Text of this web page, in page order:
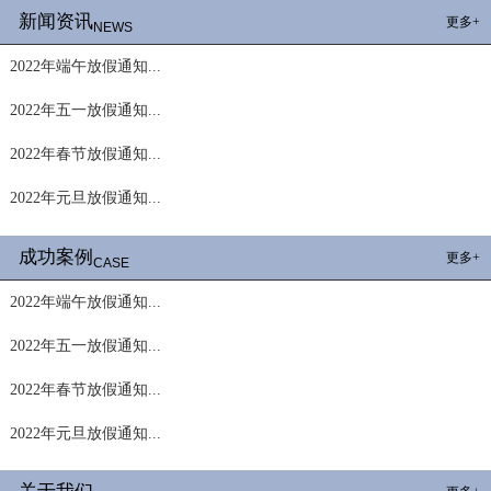
新闻资讯NEWS 更多+
2022年端午放假通知...
2022年五一放假通知...
2022年春节放假通知...
2022年元旦放假通知...
成功案例 CASE 更多+
2022年端午放假通知...
2022年五一放假通知...
2022年春节放假通知...
2022年元旦放假通知...